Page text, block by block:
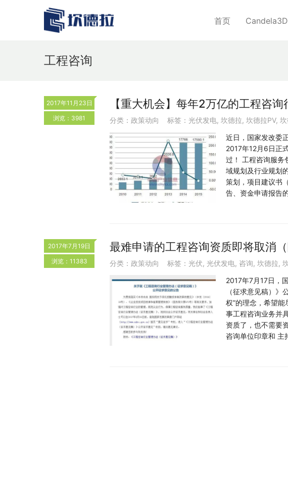
首页 Candela3D
工程咨询
2017年11月23日
浏览：3981
【重大机会】每年2万亿的工程咨
分类： 政策动向 标签： 光伏发电, 坎德拉, 坎德拉PV,
近日，国家发改委
2017年12月6日正
过！ 工程咨询服务
域规划及行业规划
策划，项目建议书
告、资金申请报告
2017年7月19日
浏览：11383
最难申请的工程咨询资质即将取消（
分类： 政策动向 标签： 光伏, 光伏发电, 咨询, 坎德拉,
2017年7月17日，
（征求意见稿）》
权”的理念，希望
事工程咨询业务并
资质了，也不需要
咨询单位印章和 主